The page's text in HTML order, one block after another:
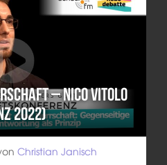
– Nico Vitolo
2022)
Christian Janisch